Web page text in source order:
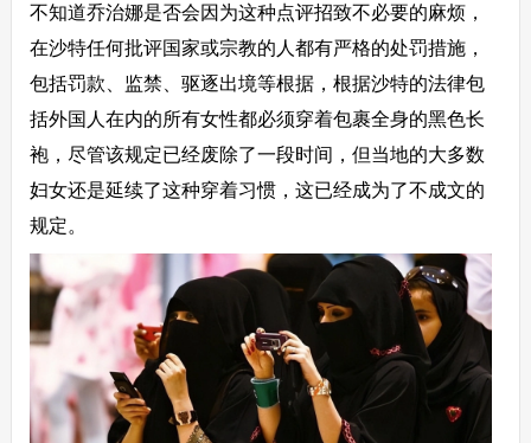
不知道乔治娜是否会因为这种点评招致不必要的麻烦，
在沙特任何批评国家或宗教的人都有严格的处罚措施，
包括罚款、监禁、驱逐出境等根据，根据沙特的法律包
括外国人在内的所有女性都必须穿着包裹全身的黑色长
袍，尽管该规定已经废除了一段时间，但当地的大多数
妇女还是延续了这种穿着习惯，这已经成为了不成文的
规定。